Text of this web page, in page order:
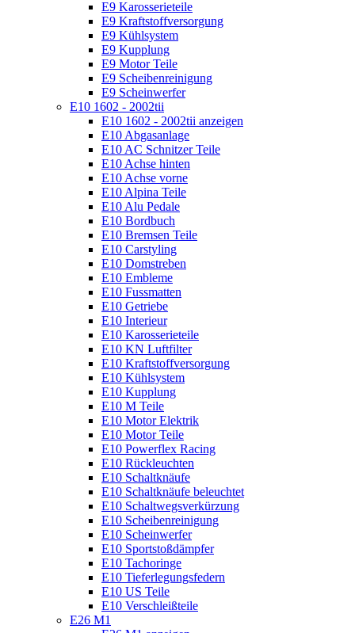
E9 Karosserieteile
E9 Kraftstoffversorgung
E9 Kühlsystem
E9 Kupplung
E9 Motor Teile
E9 Scheibenreinigung
E9 Scheinwerfer
E10 1602 - 2002tii
E10 1602 - 2002tii anzeigen
E10 Abgasanlage
E10 AC Schnitzer Teile
E10 Achse hinten
E10 Achse vorne
E10 Alpina Teile
E10 Alu Pedale
E10 Bordbuch
E10 Bremsen Teile
E10 Carstyling
E10 Domstreben
E10 Embleme
E10 Fussmatten
E10 Getriebe
E10 Interieur
E10 Karosserieteile
E10 KN Luftfilter
E10 Kraftstoffversorgung
E10 Kühlsystem
E10 Kupplung
E10 M Teile
E10 Motor Elektrik
E10 Motor Teile
E10 Powerflex Racing
E10 Rückleuchten
E10 Schaltknäufe
E10 Schaltknäufe beleuchtet
E10 Schaltwegsverkürzung
E10 Scheibenreinigung
E10 Scheinwerfer
E10 Sportstoßdämpfer
E10 Tachoringe
E10 Tieferlegungsfedern
E10 US Teile
E10 Verschleißteile
E26 M1